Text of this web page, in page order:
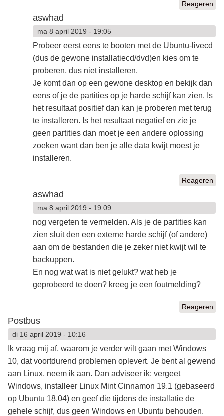
Reageren
aswhad
ma 8 april 2019 - 19:05
Probeer eerst eens te booten met de Ubuntu-livecd
(dus de gewone installatiecd/dvd)en kies om te
proberen, dus niet installeren.
Je komt dan op een gewone desktop en bekijk dan
eens of je de partities op je harde schijf kan zien. Is
het resultaat positief dan kan je proberen met terug
te installeren. Is het resultaat negatief en zie je
geen partities dan moet je een andere oplossing
zoeken want dan ben je alle data kwijt moest je
installeren.
Reageren
aswhad
ma 8 april 2019 - 19:09
nog vergeten te vermelden. Als je de partities kan
zien sluit den een externe harde schijf (of andere)
aan om de bestanden die je zeker niet kwijt wil te
backuppen.
En nog wat wat is niet gelukt? wat heb je
geprobeerd te doen? kreeg je een foutmelding?
Reageren
Postbus
di 16 april 2019 - 10:16
Ik vraag mij af, waarom je verder wilt gaan met Windows
10, dat voortdurend problemen oplevert. Je bent al gewend
aan Linux, neem ik aan. Dan adviseer ik: vergeet
Windows, installeer Linux Mint Cinnamon 19.1 (gebaseerd
op Ubuntu 18.04) en geef die tijdens de installatie de
gehele schijf, dus geen Windows en Ubuntu behouden.